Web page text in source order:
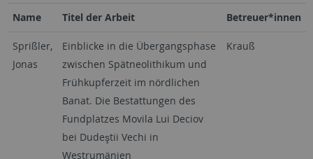
Name Titel der Arbeit Betreuer*innen
Sprißler,
Jonas
Einblicke in die Übergangsphase
zwischen Spätneolithikum und
Frühkupferzeit im nördlichen
Banat. Die Bestattungen des
Fundplatzes Movila Lui Deciov
bei Dudeştii Vechi in
Westrumänien
Krauß